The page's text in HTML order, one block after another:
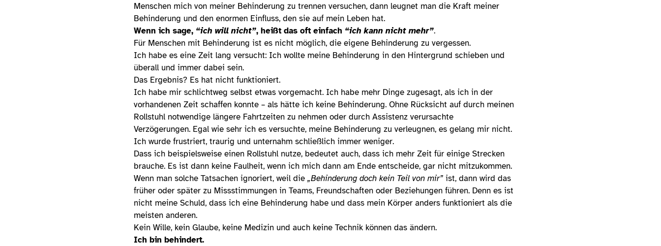
Menschen mich von meiner Behinderung zu trennen versuchen, dann leugnet man die Kraft meiner
Behinderung und den enormen Einfluss, den sie auf mein Leben hat.
Wenn ich sage, “ich will nicht”, heißt das oft einfach “ich kann nicht mehr”.
Für Menschen mit Behinderung ist es nicht möglich, die eigene Behinderung zu vergessen.
Ich habe es eine Zeit lang versucht: Ich wollte meine Behinderung in den Hintergrund schieben und
überall und immer dabei sein.
Das Ergebnis? Es hat nicht funktioniert.
Ich habe mir schlichtweg selbst etwas vorgemacht. Ich habe mehr Dinge zugesagt, als ich in der
vorhandenen Zeit schaffen konnte – als hätte ich keine Behinderung. Ohne Rücksicht auf durch meinen
Rollstuhl notwendige längere Fahrtzeiten zu nehmen oder durch Assistenz verursachte
Verzögerungen. Egal wie sehr ich es versuchte, meine Behinderung zu verleugnen, es gelang mir nicht.
Ich wurde frustriert, traurig und unternahm schließlich immer weniger.
Dass ich beispielsweise einen Rollstuhl nutze, bedeutet auch, dass ich mehr Zeit für einige Strecken
brauche. Es ist dann keine Faulheit, wenn ich mich dann am Ende entscheide, gar nicht mitzukommen.
Wenn man solche Tatsachen ignoriert, weil die „Behinderung doch kein Teil von mir” ist, dann wird das
früher oder später zu Missstimmungen in Teams, Freundschaften oder Beziehungen führen. Denn es ist
nicht meine Schuld, dass ich eine Behinderung habe und dass mein Körper anders funktioniert als die
meisten anderen.
Kein Wille, kein Glaube, keine Medizin und auch keine Technik können das ändern.
Ich bin behindert.